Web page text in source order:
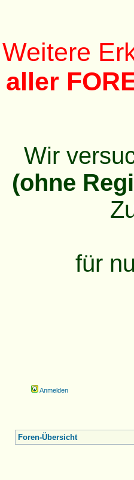
Weitere
aller
Wir
(ohne
für
Anmelden
Foren-Übersicht